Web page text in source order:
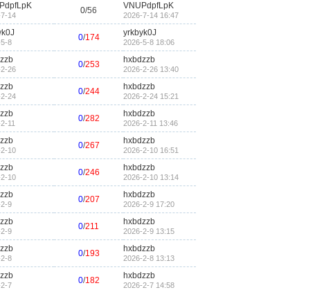
14 0/56 VNUPdpfLpK
2026-7-14 16:47
8 0/174 yrkbyk0J
2026-5-8 18:06
26 0/253 hxbdzzb
2026-2-26 13:40
24 0/244 hxbdzzb
2026-2-24 15:21
11 0/282 hxbdzzb
2026-2-11 13:46
10 0/267 hxbdzzb
2026-2-10 16:51
10 0/246 hxbdzzb
2026-2-10 13:14
9 0/207 hxbdzzb
2026-2-9 17:20
9 0/211 hxbdzzb
2026-2-9 13:15
8 0/193 hxbdzzb
2026-2-8 13:13
7 0/182 hxbdzzb
2026-2-7 14:58